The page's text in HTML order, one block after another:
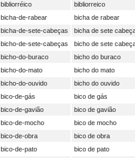
bibliorréico
bibliorreico
bicha-de-rabear
bicha de rabear
bicha-de-sete-cabeças
bicha de sete
bicho-de-sete-cabeças
bicho de sete
bicho-do-buraco
bicho do buraco
bicho-do-mato
bicho do mato
bicho-do-ouvido
bicho do ouvido
bico-de-gás
bico de gás
bico-de-gavião
bico de gavião
bico-de-mocho
bico de mocho
bico-de-obra
bico de obra
bico-de-pato
bico de pato